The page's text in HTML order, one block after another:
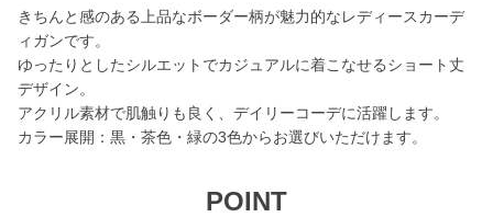
きちんと感のある上品なボーダー柄が魅力的なレディースカーデ
ィガンです。
ゆったりとしたシルエットでカジュアルに着こなせるショート丈
デザイン。
アクリル素材で肌触りも良く、デイリーコーデに活躍します。
カラー展開：黒・茶色・緑の3色からお選びいただけます。
POINT